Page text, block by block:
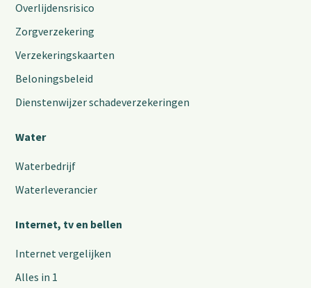
Overlijdensrisico
Zorgverzekering
Verzekeringskaarten
Beloningsbeleid
Dienstenwijzer schadeverzekeringen
Water
Waterbedrijf
Waterleverancier
Internet, tv en bellen
Internet vergelijken
Alles in 1